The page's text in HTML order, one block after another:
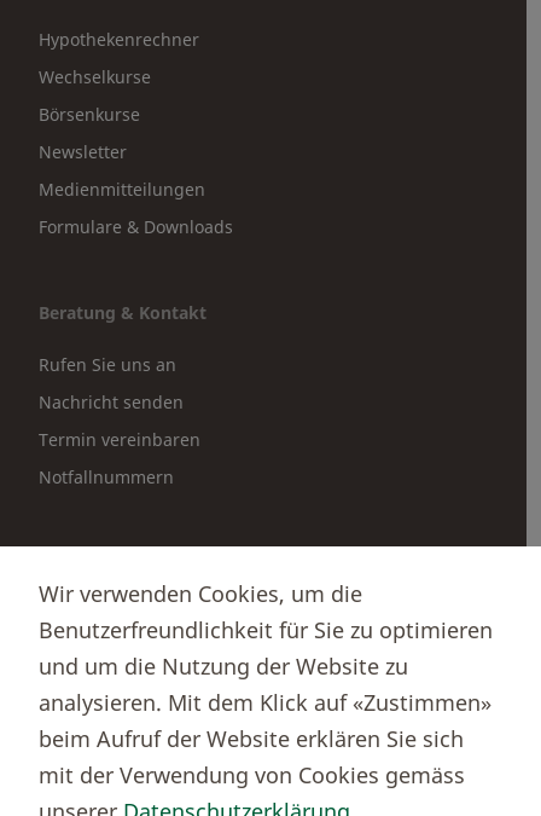
Hypothekenrechner
Wechselkurse
Börsenkurse
Newsletter
Medienmitteilungen
Formulare & Downloads
Beratung & Kontakt
Rufen Sie uns an
Nachricht senden
Termin vereinbaren
Notfallnummern
Börsenportal Yourmoney
Thurgauer Kantonalbank
Bankenclearingnr.
784
Wir verwenden Cookies, um die
Benutzerfreundlichkeit für Sie zu optimieren
und um die Nutzung der Website zu
analysieren. Mit dem Klick auf «Zustimmen»
beim Aufruf der Website erklären Sie sich
mit der Verwendung von Cookies gemäss